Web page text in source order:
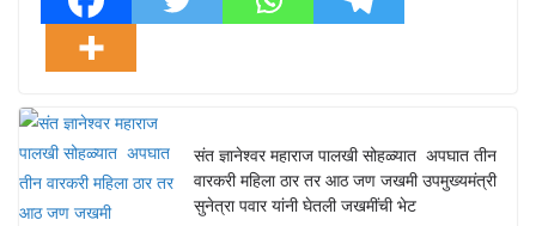
संत ज्ञानेश्वर महाराज पालखी सोहळ्यात अपघात तीन
वारकरी महिला ठार तर आठ जण जखमी उपमुख्यमंत्री
सुनेत्रा पवार यांनी घेतली जखमींची भेट